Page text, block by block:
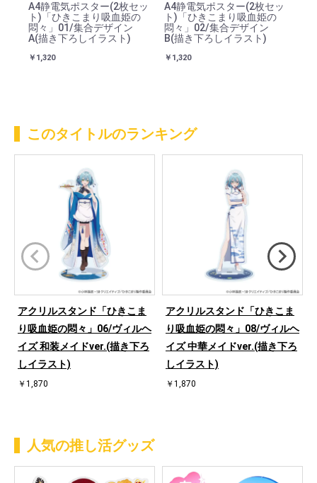
A4静電気ポスター(2枚セッ
ト)「ひきこまり吸血姫の
悶々」01/集合デザイン
A(描き下ろしイラスト)
￥1,320
A4静電気ポスター(2枚セッ
ト)「ひきこまり吸血姫の
悶々」02/集合デザイン
B(描き下ろしイラスト)
￥1,320
このタイトルのランキング
アクリルスタンド「ひきこま
り吸血姫の悶々」06/ヴィルヘ
イズ 和装メイドver.(描き下ろ
しイラスト)
￥1,870
アクリルスタンド「ひきこま
り吸血姫の悶々」08/ヴィルヘ
イズ 中華メイドver.(描き下ろ
しイラスト)
￥1,870
人気の推し活グッズ